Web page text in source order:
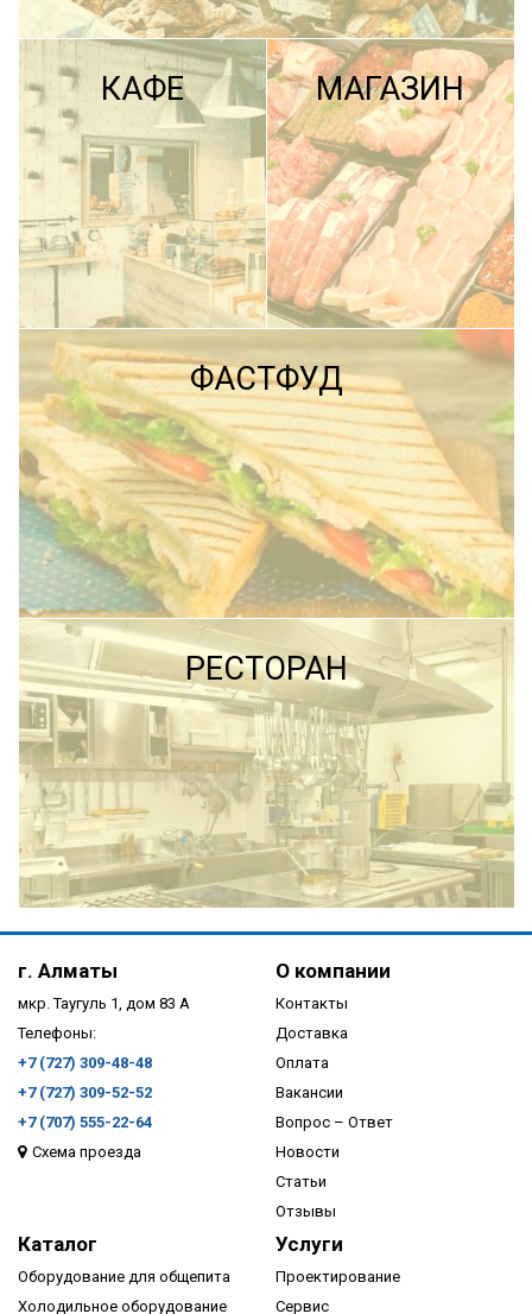
ПОДРОБНЕЕ
КАФЕ
ПОДРОБНЕЕ
МАГАЗИН
ПОДРОБНЕЕ
ФАСТФУД
ПОДРОБНЕЕ
РЕСТОРАН
ПОДРОБНЕЕ
г. Алматы
мкр. Таугуль 1, дом 83 А
Телефоны:
+7 (727) 309-48-48
+7 (727) 309-52-52
+7 (707) 555-22-64
Схема проезда
О компании
Контакты
Доставка
Оплата
Вакансии
Вопрос – Ответ
Новости
Статьи
Отзывы
Каталог
Оборудование для общепита
Холодильное оборудование
Услуги
Проектирование
Сервис